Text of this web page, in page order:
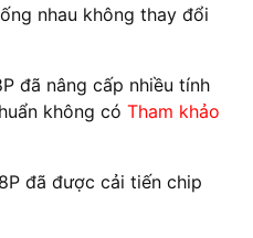
nhau không thay đổi
đã nâng cấp nhiều tính
không có Tham khảo
đã được cải tiến chip